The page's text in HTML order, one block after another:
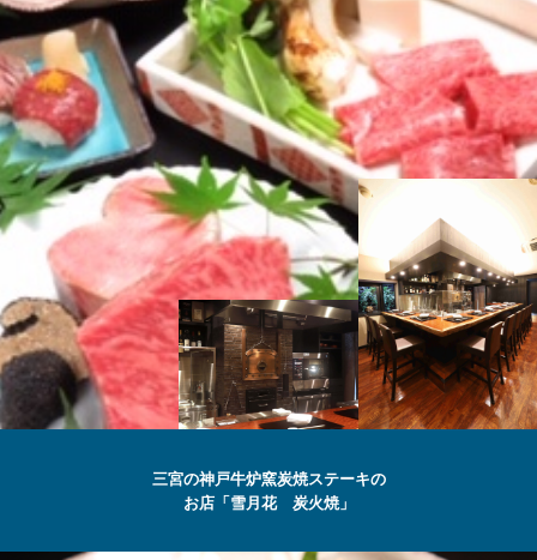
SETSUGEKKA
三宮の神戸牛炉窯炭焼ステーキの
お店「雪月花 炭火焼」